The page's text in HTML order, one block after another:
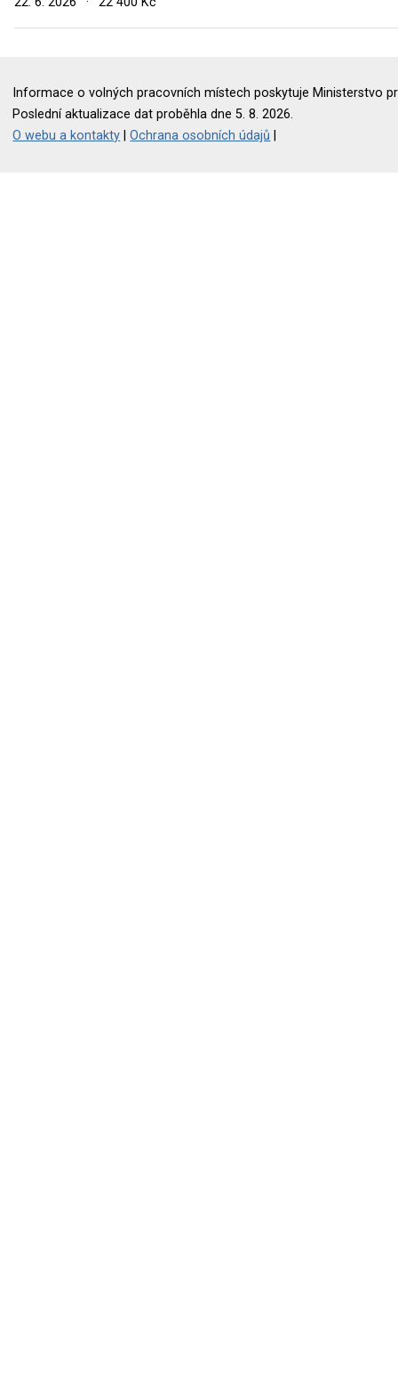
Informace o volných pracovních místech poskytuje Ministerstvo
Poslední aktualizace dat proběhla dne 5. 8. 2026.
O webu a kontakty |Ochrana osobních údajů